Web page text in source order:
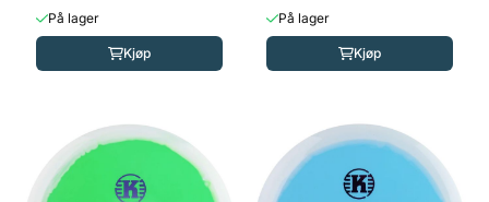
På lager
Kjøp
På lager
Kjøp